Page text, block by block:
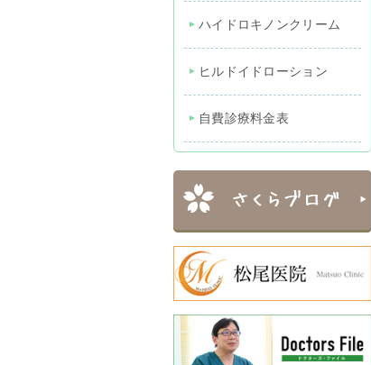
ハイドロキノンクリーム
ヒルドイドローション
自費診療料金表